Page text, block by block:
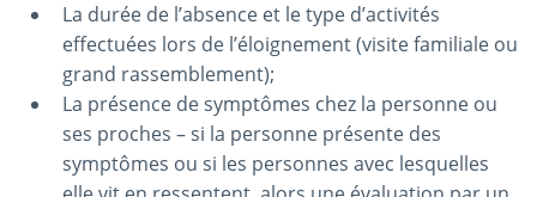
La durée de l’absence et le type d’activités
effectuées lors de l’éloignement (visite familiale ou
grand rassemblement);
La présence de symptômes chez la personne ou
ses proches – si la personne présente des
symptômes ou si les personnes avec lesquelles